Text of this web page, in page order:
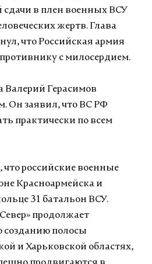
сдачи в плен военных ВСУ
жертв. Глава
что Российская армия
с милосердием.
Валерий Герасимов
Он заявил, что ВС РФ
практически по всем
что российские военные
Красноармейска и
31 батальон ВСУ.
продолжает
созданию полосы
и Харьковской областях,